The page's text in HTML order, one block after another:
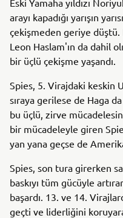
arayı kapadığı yarışın
çekişmeden geriye
Leon Haslam'ın da dahil
bir üçlü çekişme yaşandı.
Spies, 5. Virajdaki keskin
sıraya gerilese de Haga
bu üçlü, zirve
bir mücadeleyle giren
yan yana geçse de
Spies, son tura girerken
baskıyı tüm gücüyle
başardı. 13. ve 14.
geçti ve liderliğini